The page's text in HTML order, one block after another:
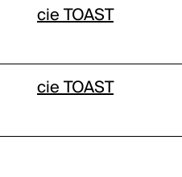
cie TOAST
cie TOAST